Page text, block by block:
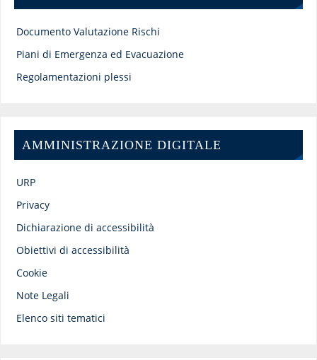
Documento Valutazione Rischi
Piani di Emergenza ed Evacuazione
Regolamentazioni plessi
AMMINISTRAZIONE DIGITALE
URP
Privacy
Dichiarazione di accessibilità
Obiettivi di accessibilità
Cookie
Note Legali
Elenco siti tematici